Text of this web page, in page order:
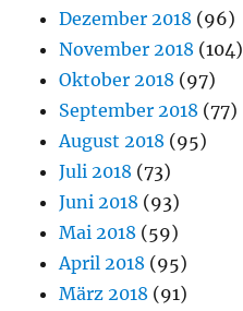
Dezember 2018 (96)
November 2018 (104)
Oktober 2018 (97)
September 2018 (77)
August 2018 (95)
Juli 2018 (73)
Juni 2018 (93)
Mai 2018 (59)
April 2018 (95)
März 2018 (91)